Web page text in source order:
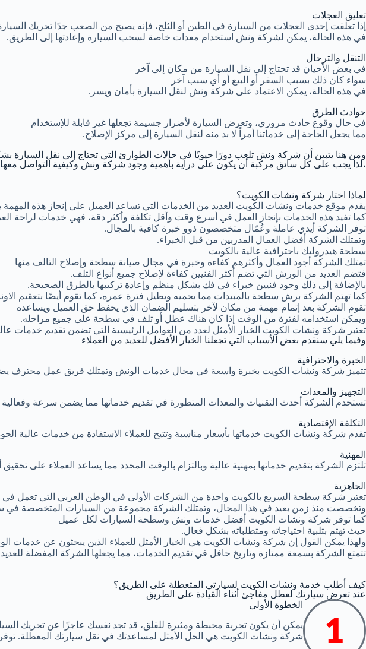
تعليق العجلات
إذا تعلقت إحدى العجلات من السيارة في الطين أو الثلج، فإنه يصبح من الصعب جدًا تحريك
في هذه الحالة، يمكن لشركة ونش استخدام معدات خاصة لسحب السيارة وإعادتها إلى الطريق.
التنقل والترحال
في بعض الأحيان قد تحتاج إلى نقل السيارة من مكان إلى آخر
سواء كان ذلك بسبب السفر أو البيع أو أي سبب آخر
في هذه الحالة، يمكن الاعتماد على شركة ونش لنقل السيارة بأمان ويسر.
حوادث الطرق
في حال وقوع حادث مروري، وتعرض السيارة لأضرار جسيمة تجعلها غير قابلة للإستخدام
مما يجعل الحاجة إلى خدماتنا أمراً لا بد منه لنقل السيارة إلى مركز الإصلاح.
ومن هنا يتبين أن شركة ونش تلعب دورًا حيويًا في حالات الطوارئ التي تحتاج إلى نقل السيارة
،لذا يجب على كل سائق مركبة أن يكون على دراية بأهمية وجود شركة ونش وكيفية التواصل
لماذا اختار شركة ونشات الكويت؟
يقدم موقع خدمات ونشات الكويت العديد من الخدمات التي تساعد العميل على إنجاز هذه
كما تفيد هذه الخدمات بإنجاز العمل في أسرع وقت وأقل تكلفة وأكثر دقة، فهي خدمات لراحة
توفر الشركة أيدي عاملة وعُمّال متخصصون ذوو خبرة كافية بالمجال.
وتمتلك الشركة أفضل العمال المدربين من قبل الخبراء.
سطحة هيدروليك باحترافية عالية بالكويت
تمتلك الشركة أجود العمال وأكثرهم كفاءة وخبرة في مجال صيانة سطحة وإصلاح التالف منها
فتضم العديد من الورش التي تضم أكثر الفنيين كفاءة لإصلاح جميع أنواع التلف.
بالإضافة إلى ذلك وجود فنيين خبراء في فك بشكل منظم وإعادة تركيبها بالطرق الصحيحة.
كما تهتم الشركة برش سطحة بالمبيدات مما يحميه ويطيل فترة عمره، كما تقوم أيضًا بتعقيم
تقوم الشركة بعد إتمام مهمة من مكان لآخر بتسليم الضمان الذي يحفظ حق العميل ويساعده
ويمكن استخدامه لفترة من الوقت إذا كان هناك عطل أو تلف في سطحة على جميع مراحله.
تعتبر شركة ونشات الكويت الخيار الأمثل لعدد من العوامل الرئيسية التي تضمن تقديم خدمات
وفيما يلي سنقدم بعض الأسباب التي تجعلنا الخيار الأفضل للعديد من العملاء
الخبرة والاحترافية
تتميز شركة ونشات الكويت بخبرة واسعة في مجال خدمات الونش وتمتلك فريق عمل محترف
التجهيز والمعدات
تستخدم الشركة أحدث التقنيات والمعدات المتطورة في تقديم خدماتها مما يضمن سرعة وفعالية
التكلفة الإقتصادية
تقدم شركة ونشات الكويت خدماتها بأسعار مناسبة وتتيح للعملاء الاستفادة من خدمات عالية
المهنية
تلتزم الشركة بتقديم خدماتها بمهنية عالية وبالتزام بالوقت المحدد مما يساعد العملاء على
الجاهزية
تعتبر شركة سطحة السريع بالكويت واحدة من الشركات الأولى في الوطن العربي التي تعمل في
وتخصصت منذ زمن بعيد في هذا المجال، وتمتلك الشركة مجموعة من السيارات المتخصصة في
كما توفر شركة ونشات الكويت أفضل خدمات ونش وسطحة السيارات لكل عميل
حيث تهتم بتلبية احتياجاته ومتطلباته بشكل فعال.
ولهذا يمكن القول إن شركة ونشات الكويت هي الخيار الأمثل للعملاء الذين يبحثون عن خدمات
تتمتع الشركة بسمعة ممتازة وتاريخ حافل في تقديم الخدمات، مما يجعلها الشركة المفضلة
كيف أطلب خدمة ونشات الكويت لسيارتي المتعطلة على الطريق؟
عند تعرض سيارتك لعطل مفاجئ أثناء القيادة على الطريق
الخطوة الأولى
يمكن أن يكون تجربة محبطة ومثيرة للقلق، قد تجد نفسك عاجزًا عن تحريك
شركة ونشات الكويت هي الحل الأمثل لمساعدتك في نقل سيارتك المعطلة.